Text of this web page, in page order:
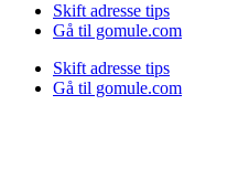
Skift adresse tips
Gå til gomule.com
Skift adresse tips
Gå til gomule.com